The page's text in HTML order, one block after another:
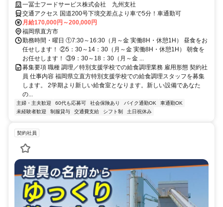
一冨士フードサービス株式会社 九州支社
交通アクセス 国道200号下境交差点より車で5分！車通勤可
月給170,000円～200,000円
福岡県直方市
勤務時間・曜日 ①7:30～16:30（月～金 実働8H・休憩1H） 昼食をお
任せします！ ②5：30～14：30（月～金 実働8H・休憩1H） 朝食を
お任せします！ ③9：30～18：30（月～金 ...
募集要項 職種 調理／特別支援学校での給食調理業務 雇用形態 契約社
員 仕事内容 福岡県立直方特別支援学校での給食調理スタッフを募集
します。 2学期より新しい給食室となります。新しい設備であなた
の...
主婦・主夫歓迎 60代も応募可 社会保険あり バイク通勤OK
車通勤OK
未経験者歓迎
制服貸与 交通費支給 シフト制 土日祝休み
契約社員